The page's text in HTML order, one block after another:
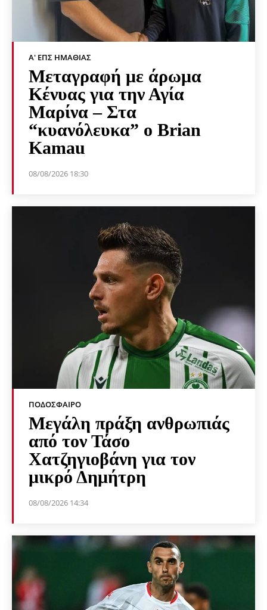
Α' ΕΠΣ ΗΜΑΘΊΑΣ
Μεταγραφή με άρωμα
Κένυας για την Αγία
Μαρίνα – Στα
“κυανόλευκα” ο Brian
Kamau
08/08/2026 18:30
ΠΟΔΌΣΦΑΙΡΟ
Μεγάλη πράξη ανθρωπιάς
από τον Τάσο
Χατζηγιοβάνη για τον
μικρό Δημήτρη
08/08/2026 14:34